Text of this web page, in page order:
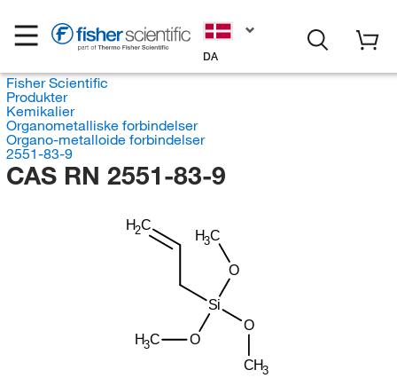
DA
Fisher Scientific
Produkter
Kemikalier
Organometalliske forbindelser
Organo-metalloide forbindelser
2551-83-9
CAS RN 2551-83-9
CH3
O
Si
H2C
O
H3C
O
H3C